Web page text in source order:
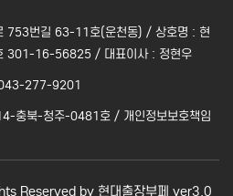
753번길 63-11호(운천동) / 상호명 : 현
301-16-56825 / 대표이사 : 정현우
277-9201
충북-청주-0481호 / 개인정보보호책임
Reserved by 현대출장부페 ver3.0